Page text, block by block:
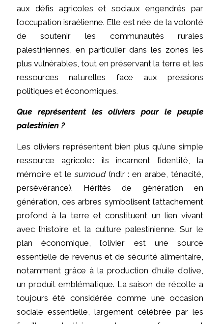
aux défis agricoles et sociaux engendrés par
l’occupation israélienne. Elle est née de la volonté
de soutenir les communautés rurales
palestiniennes, en particulier dans les zones les
plus vulnérables, tout en préservant la terre et les
ressources naturelles face aux pressions
politiques et économiques.
Que représentent les oliviers pour le peuple
palestinien ?
Les oliviers représentent bien plus qu’une simple
ressource agricole : ils incarnent l’identité, la
mémoire et lesumoud(ndlr : en arabe, ténacité,
persévérance). Hérités de génération en
génération, ces arbres symbolisent l’attachement
profond à la terre et constituent un lien vivant
avec l’histoire et la culture palestinienne. Sur le
plan économique, l’olivier est une source
essentielle de revenus et de sécurité alimentaire,
notamment grâce à la production d’huile d’olive,
un produit emblématique. La saison de récolte a
toujours été considérée comme une occasion
sociale essentielle, largement célébrée par les